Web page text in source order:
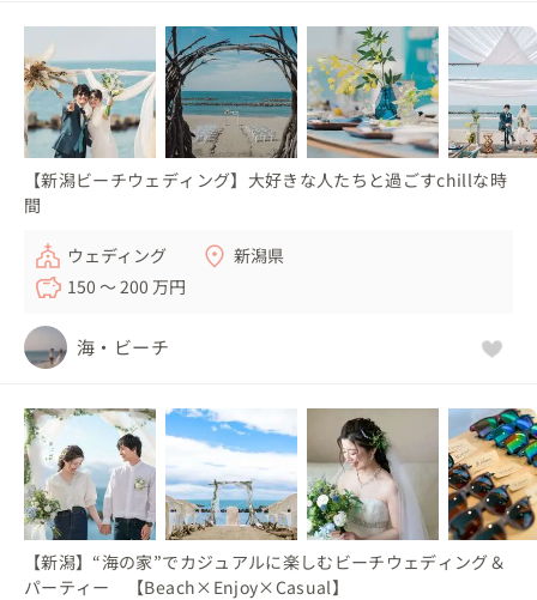
【新潟ビーチウェディング】大好きな人たちと過ごすchillな時
間
ウェディング
新潟県
150 〜 200 万円
海・ビーチ
【新潟】“海の家”でカジュアルに楽しむビーチウェディング＆
パーティー 【Beach×Enjoy×Casual】